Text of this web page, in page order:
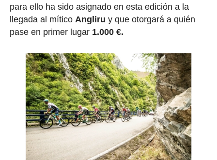
para ello ha sido asignado en esta edición a la
llegada al mítico Angliru y que otorgará a quién
pase en primer lugar 1.000 €.